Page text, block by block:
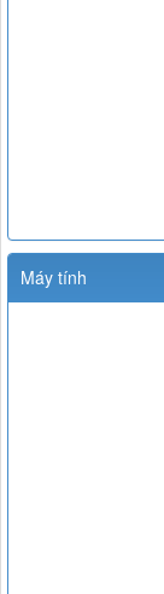
Máy tính